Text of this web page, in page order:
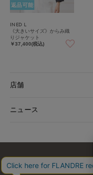
返品可能
INED L
《大きいサイズ》からみ織
りジャケット
￥37,400(税込)
店舗
ニュース